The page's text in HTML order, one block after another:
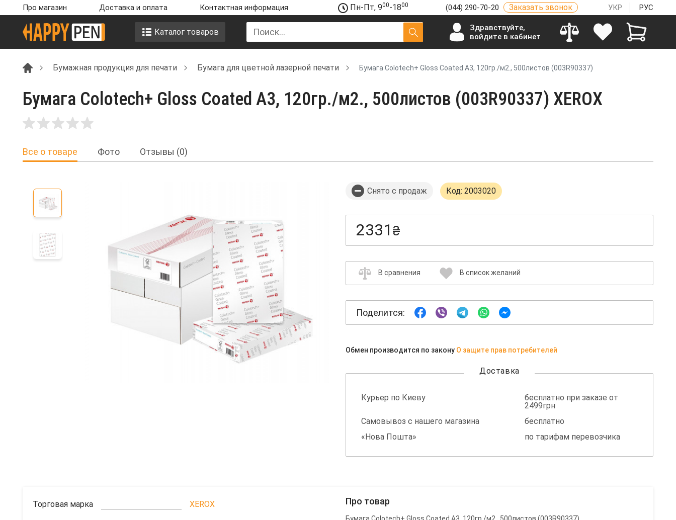
Про магазин Доставка и оплата Контактная информация Пн-Пт, 900-1800 (044) 290-70-20 Заказать звонок УКР РУС
Каталог товаров
Здравствуйте,
войдите в кабинет
Бумажная продукция для печати Бумага для цветной лазерной печати Бумага Colotech+ Gloss Coated A3, 120гр./м2., 500листов (003R90337)
Бумага Colotech+ Gloss Coated A3, 120гр./м2., 500листов (003R90337) XEROX
Все о товаре Фото Отзывы (0)
Снято с продаж Код: 2003020
2331 ₴
В сравнения В список желаний
Поделится:
Обмен производится по закону О защите прав потребителей
Доставка
Курьер по Киеву
бесплатно при заказе от
2499грн
Самовывоз с нашего магазина
бесплатно
«Нова Пошта»
по тарифам перевозчика
Торговая марка XEROX Про товар